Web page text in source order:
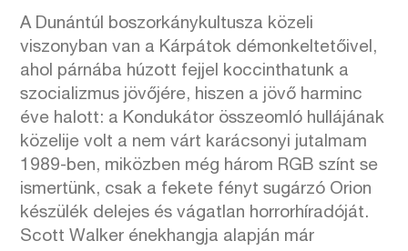
A Dunántúl boszorkánykultusza közeli
viszonyban van a Kárpátok démonkeltetőivel,
ahol párnába húzott fejjel koccinthatunk a
szocializmus jövőjére, hiszen a jövő harminc
éve halott: a Kondukátor összeomló hullájának
közelije volt a nem várt karácsonyi jutalmam
1989-ben, miközben még három RGB színt se
ismertünk, csak a fekete fényt sugárzó Orion
készülék delejes és vágatlan horrorhíradóját.
Scott Walker énekhangja alapján már